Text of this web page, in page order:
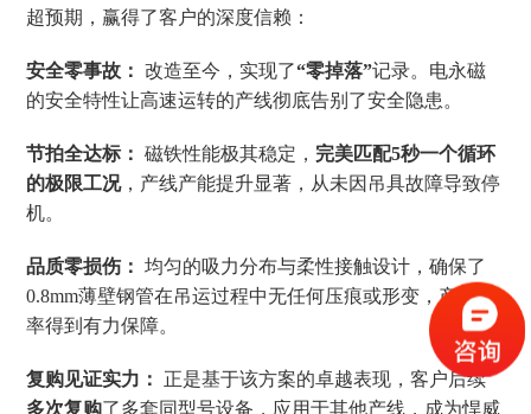
超预期，赢得了客户的深度信赖：
安全零事故： 改造至今，实现了“零掉落”记录。电永磁
的安全特性让高速运转的产线彻底告别了安全隐患。
节拍全达标： 磁铁性能极其稳定， 完美匹配5秒一个循环
的极限工况，产线产能提升显著，从未因吊具故障导致停
机。
品质零损伤： 均匀的吸力分布与柔性接触设计，确保了
0.8mm薄壁钢管在吊运过程中无任何压痕或形变，产品良
率得到有力保障。
复购见证实力：
正是基于该方案的卓越表现，客户后续
多次复购了多套同型号设备，应用于其他产线，成为悍威